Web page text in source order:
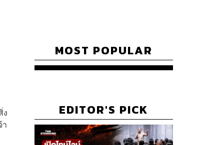
ง
MOST POPULAR
EDITOR'S PICK